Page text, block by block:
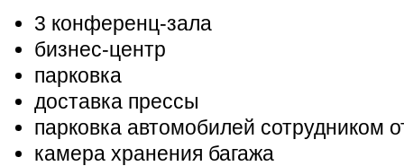
3 конференц-зала
бизнес-центр
парковка
доставка прессы
парковка автомобилей сотрудником
камера хранения багажа